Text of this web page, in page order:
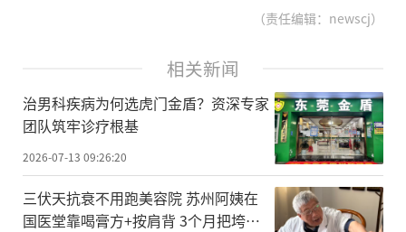
（责任编辑：newscj）
相关新闻
治男科疾病为何选虎门金盾？资深专家
团队筑牢诊疗根基
2026-07-13 09:26:20
三伏天抗衰不用跑美容院 苏州阿姨在
国医堂靠喝膏方+按肩背 3个月把垮下